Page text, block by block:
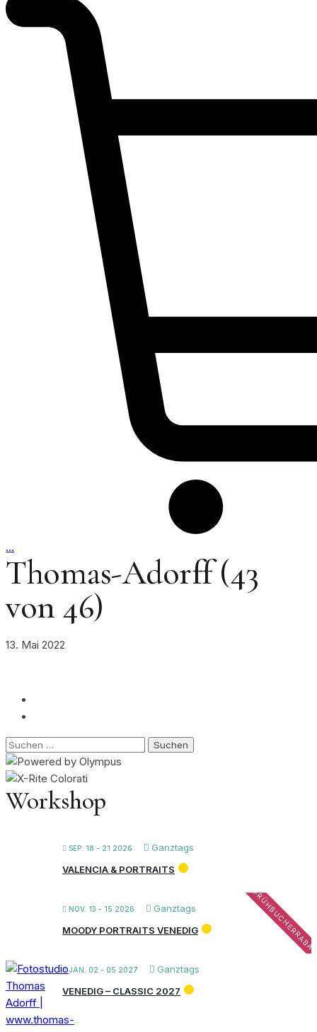
…
Thomas-Adorff (43
von 46)
13. Mai 2022
Suchen
nach:
Workshop
SEP. 18 - 21 2026
Ganztags
VALENCIA & PORTRAITS
NOV. 13 - 15 2026 Ganztags
MOODY PORTRAITS VENEDIG
JAN. 02 - 05 2027
Ganztags
VENEDIG – CLASSIC 2027